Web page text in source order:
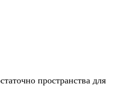
пространства для